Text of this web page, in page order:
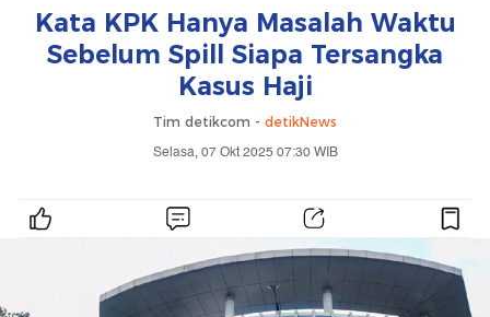
Kata KPK Hanya Masalah Waktu
Sebelum Spill Siapa Tersangka
Kasus Haji
Tim detikcom - detikNews
Selasa, 07 Okt 2025 07:30 WIB